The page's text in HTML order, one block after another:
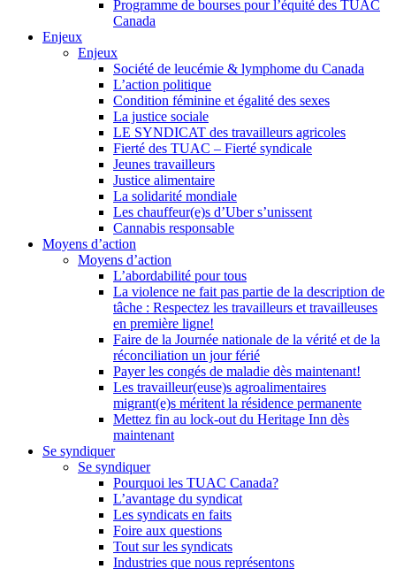
Programme de bourses pour l’équité des TUAC
Canada
Enjeux
Enjeux
Société de leucémie & lymphome du Canada
L’action politique
Condition féminine et égalité des sexes
La justice sociale
LE SYNDICAT des travailleurs agricoles
Fierté des TUAC – Fierté syndicale
Jeunes travailleurs
Justice alimentaire
La solidarité mondiale
Les chauffeur(e)s d’Uber s’unissent
Cannabis responsable
Moyens d’action
Moyens d’action
L’abordabilité pour tous
La violence ne fait pas partie de la description de
tâche : Respectez les travailleurs et travailleuses
en première ligne!
Faire de la Journée nationale de la vérité et de la
réconciliation un jour férié
Payer les congés de maladie dès maintenant!
Les travailleur(euse)s agroalimentaires
migrant(e)s méritent la résidence permanente
Mettez fin au lock-out du Heritage Inn dès
maintenant
Se syndiquer
Se syndiquer
Pourquoi les TUAC Canada?
L’avantage du syndicat
Les syndicats en faits
Foire aux questions
Tout sur les syndicats
Industries que nous représentons